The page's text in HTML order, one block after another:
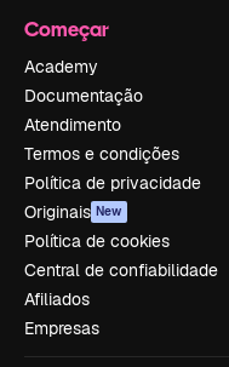
Começar
Academy
Documentação
Atendimento
Termos e condições
Política de privacidade
Originais New
Política de cookies
Central de confiabilidade
Afiliados
Empresas